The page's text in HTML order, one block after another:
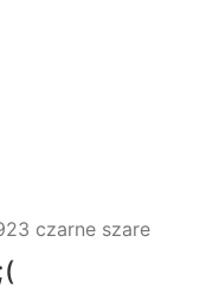
czarne szare